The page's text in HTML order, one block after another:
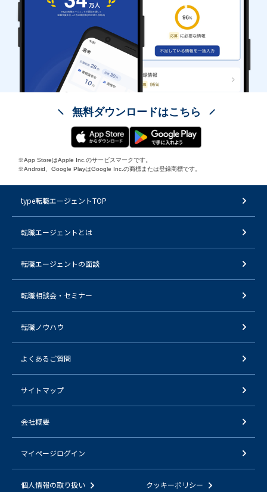
無料ダウンロードはこちら
※App StoreはApple Inc.のサービスマークです。
※Android、Google PlayはGoogle Inc.の商標または登録商標です。
type転職エージェントTOP
転職エージェントとは
転職エージェントの面談
転職相談会・セミナー
転職ノウハウ
よくあるご質問
サイトマップ
会社概要
マイページログイン
個人情報の取り扱い クッキーポリシー